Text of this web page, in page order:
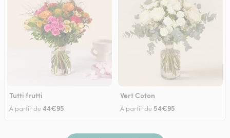
Tutti frutti
À partir de44€95
Vert Coton
À partir de 54€95